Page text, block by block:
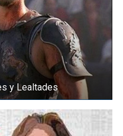
y Lealtades